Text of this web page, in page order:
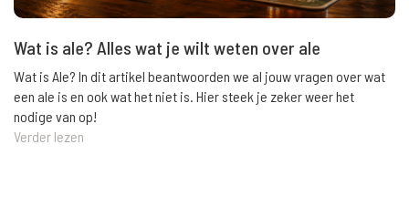
Wat is ale? Alles wat je wilt weten over ale
Wat is Ale? In dit artikel beantwoorden we al jouw vragen over wat
een ale is en ook wat het niet is. Hier steek je zeker weer het
nodige van op!
Verder lezen